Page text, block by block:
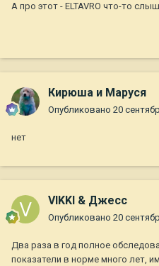
А про этот - ELTAVRO что-то
Кирюша и Маруся
Опубликовано 20
нет
VIKKI & Джесс
Опубликовано 20
Два раза в год полное
показатели в норме много лет,